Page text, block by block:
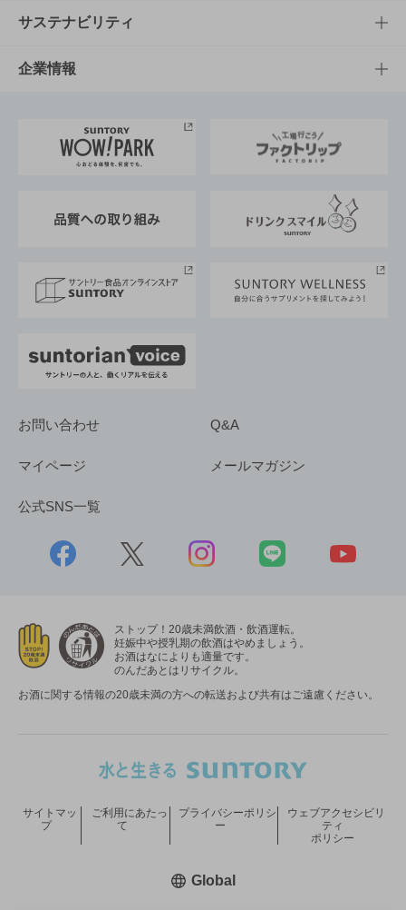
商品発売情報
栄養成分一覧
キャンペーン
工場見学
地域情報
文化・スポーツTOP
サントリーホール
サントリーサンバーズ大阪
サステナビリティ
サステナビリティTOP
サントリーが考えるサステナビリティ経営
企業情報
企業概要
採用情報
お問い合わせ Q&A
マイページ メールマガジン
公式SNS一覧
ストップ！20歳未満飲酒・飲酒運転。
妊娠中や授乳期の飲酒はやめましょう。
お酒はなによりも適量です。
のんだあとはリサイクル。
お酒に関する情報の20歳未満の方への転送および共有はご遠慮ください。
サイトマッ
プ
ご利用にあたっ
て
プライバシーポリシ
ー
ウェブアクセシビリ
ティ
ポリシー
Global新しいウィンドウで開く